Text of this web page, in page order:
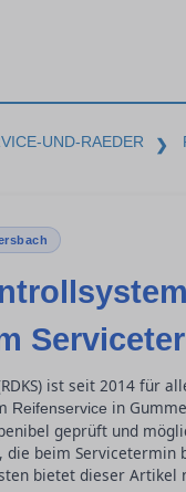
UND-RAEDER ❯
ist seit 2014 für
Reifenservice in
geprüft und
beim Servicetermin
bietet dieser Artikel